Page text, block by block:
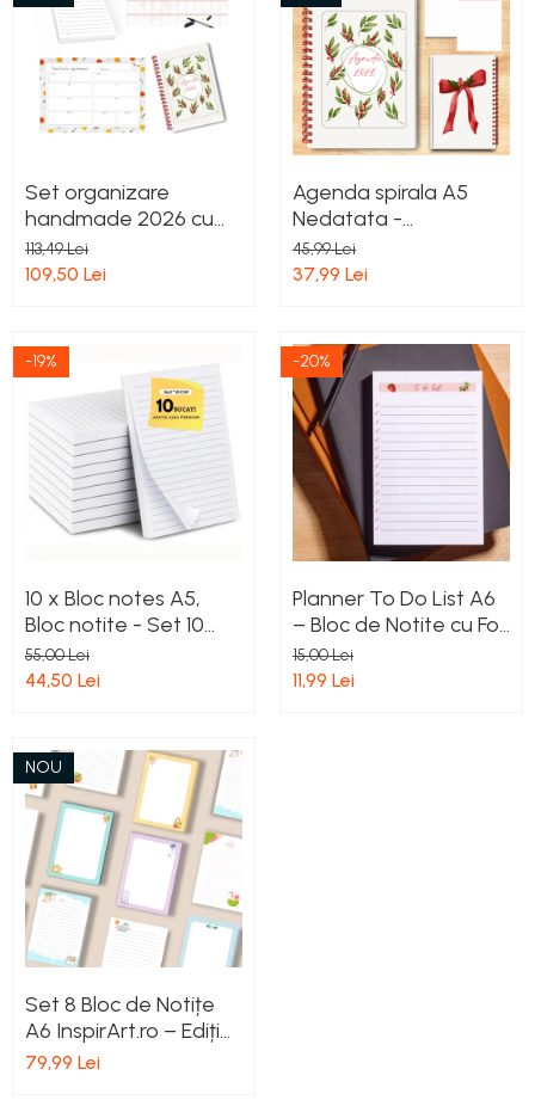
Set organizare
handmade 2026 cu
agenda A5 florala,
planificator magnetic
list A6
113,49 Lei
109,50 Lei
Agenda spirala A5
Nedatata -
Handmade cu Spirala,
Coperti Cartonate,
45,99 Lei
37,99 Lei
-19%
10 x Bloc notes A5,
Bloc notite - Set 10
Bucati x 50 File, Hartie
Alba Dictando 80 gr,
55,00 Lei
44,50 Lei
-20%
Planner To Do List A6
– Bloc de Notite cu Foi
Detasabile in Latura
Superioara - 100 File
15,00 Lei
11,99 Lei
NOU
Set 8 Bloc de Notițe
A6 InspirArt.ro – Ediția
de Vară | TO DO LIST
79,99 Lei